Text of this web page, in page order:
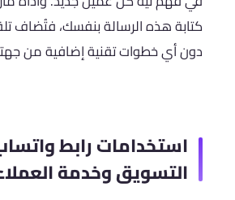
كتابة هذه الرسالة بنفسك، فتُضاف
دون أي خطوات تقنية إضافية من
استخدامات رابط
التسويق وخدمة